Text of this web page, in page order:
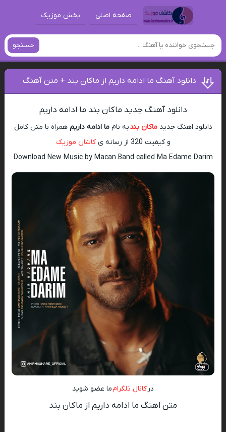
صفحه اصلی پخش موزیک
جستجو
دانلود آهنگ ما ادامه داریم از ماکان بند + متن آهنگ
دانلود آهنگ جدید ماکان بند ما ادامه داریم
دانلود اهنگ جدیدماکان بندبه نامما ادامه داریم همراه با متن کامل
و کیفیت 320 از رسانه ی
کاشان موزیک
Download New Music by Macan Band called Ma Edame Darim
در کانال تلگرامما عضو شوید
متن اهنگ ما ادامه داریم از ماکان بند